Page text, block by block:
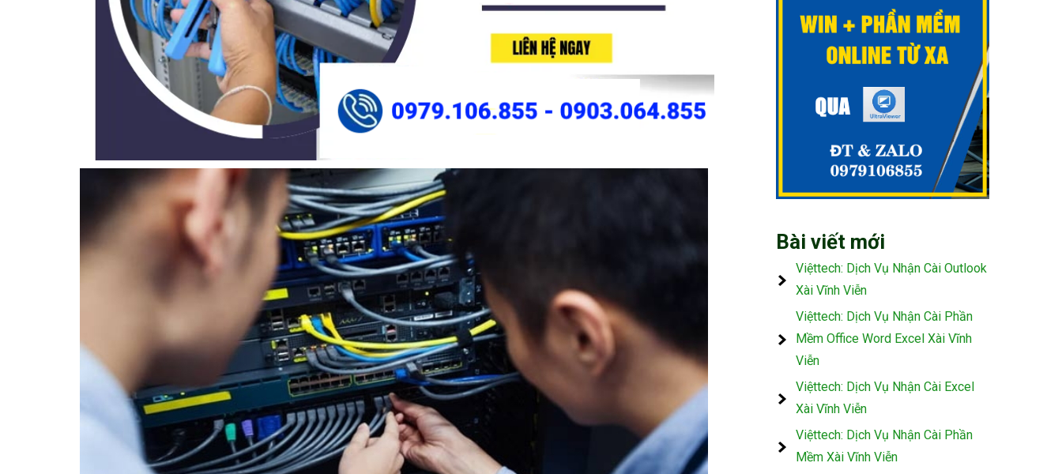
Bài viết mới
Việttech: Dịch Vụ Nhận Cài Outlook
Xài Vĩnh Viễn
Việttech: Dịch Vụ Nhận Cài Phần
Mềm Office Word Excel Xài Vĩnh
Viễn
Việttech: Dịch Vụ Nhận Cài Excel
Xài Vĩnh Viễn
Việttech: Dịch Vụ Nhận Cài Phần
Mềm Xài Vĩnh Viễn